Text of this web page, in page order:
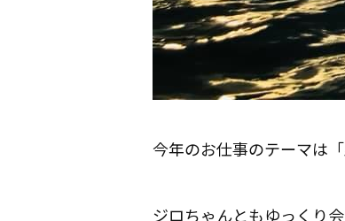
今年のお仕事のテーマは
ジロちゃんともゆっくり